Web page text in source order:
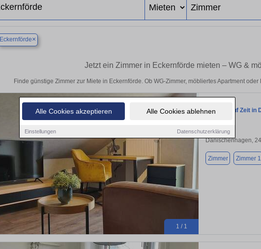
Alle Cookies akzeptieren Alle Cookies ablehnen
Einstellungen Datenschutzerklärung
Eckernförde×
Jetzt ein Zimmer in Eckernförde mieten – WG &
Finde günstige Zimmer zur Miete in Eckernförde. Ob WG-Zimmer, möbliertes Apartment
1 / 1
Wohnen auf Zeit in
Dänischenhagen,
Zimmer Zimmer 1